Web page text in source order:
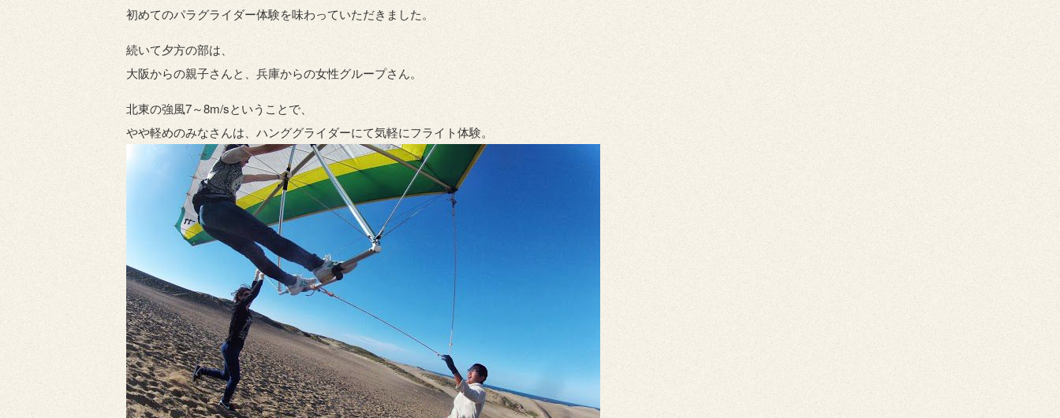
初めてのパラグライダー体験を味わっていただきました。
続いて夕方の部は、
大阪からの親子さんと、兵庫からの女性グループさん。
北東の強風7～8m/sということで、
やや軽めのみなさんは、ハンググライダーにて気軽にフライト体験。